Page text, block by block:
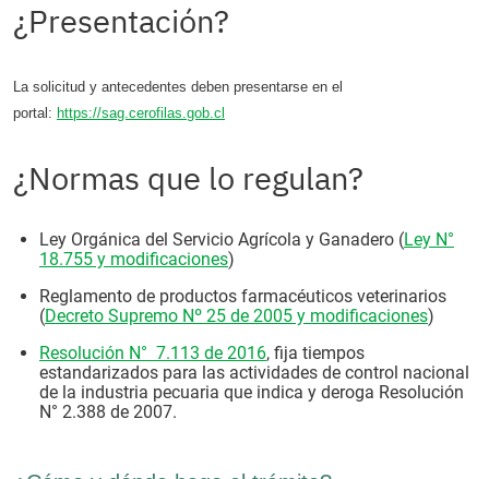
¿Presentación?
La solicitud y antecedentes deben presentarse en el
portal: https://sag.cerofilas.gob.cl
¿Normas que lo regulan?
Ley Orgánica del Servicio Agrícola y Ganadero (Ley N°
18.755 y modificaciones)
Reglamento de productos farmacéuticos veterinarios
(Decreto Supremo Nº 25 de 2005 y modificaciones)
Resolución N° 7.113 de 2016, fija tiempos
estandarizados para las actividades de control nacional
de la industria pecuaria que indica y deroga Resolución
N° 2.388 de 2007.